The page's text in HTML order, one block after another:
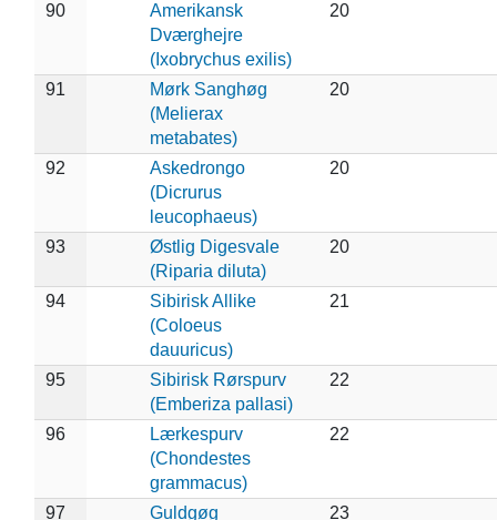
90
Amerikansk
Dværghejre
(Ixobrychus exilis)
20
91
Mørk Sanghøg
(Melierax
metabates)
20
92
Askedrongo
(Dicrurus
leucophaeus)
20
93
Østlig Digesvale
(Riparia diluta)
20
94
Sibirisk Allike
(Coloeus
dauuricus)
21
95
Sibirisk Rørspurv
(Emberiza pallasi)
22
96
Lærkespurv
(Chondestes
grammacus)
22
97 Guldgøg 23